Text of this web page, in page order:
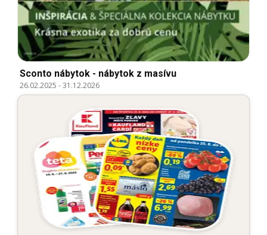
Sconto nábytok - nábytok z masívu
26.02.2025 -31.12.2026